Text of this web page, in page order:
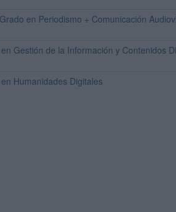
en Periodismo + Comunicación
Gestión de la Información y Contenidos
Humanidades Digitales